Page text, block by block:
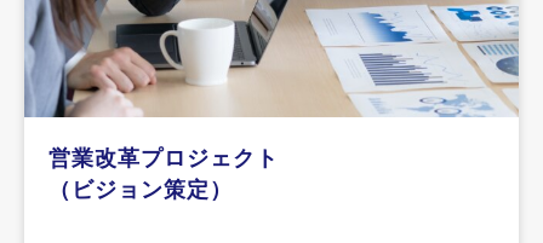
営業改革プロジェクト
（ビジョン策定）